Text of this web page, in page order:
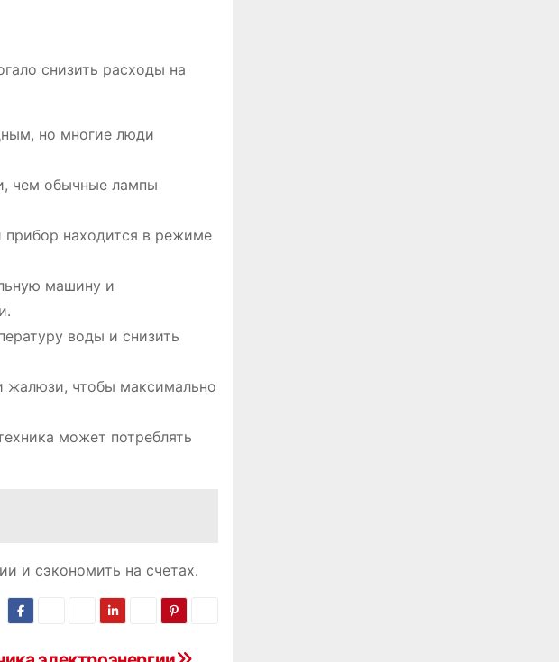
снизить расходы на
но многие люди
чем обычные лампы
находится в режиме
машину и
воды и снизить
жалюзи, чтобы максимально
может потреблять
и сэкономить на счетах․